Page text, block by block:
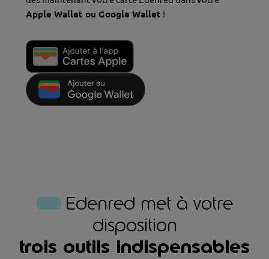
Apple Wallet ou Google Wallet !
Edenred met à votre
disposition
trois outils indispensables